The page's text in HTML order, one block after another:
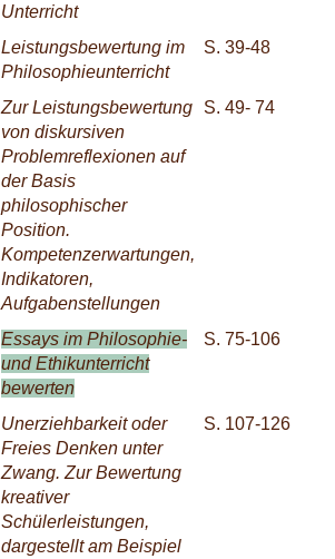
Unterricht
Leistungsbewertung im
Philosophieunterricht
S. 39-48
Zur Leistungsbewertung
von diskursiven
Problemreflexionen auf
der Basis
philosophischer
Position.
Kompetenzerwartungen,
Indikatoren,
Aufgabenstellungen
S. 49- 74
Essays im Philosophie-
und Ethikunterricht
bewerten
S. 75-106
Unerziehbarkeit oder
Freies Denken unter
Zwang. Zur Bewertung
kreativer
Schülerleistungen,
dargestellt am Beispiel
S. 107-126